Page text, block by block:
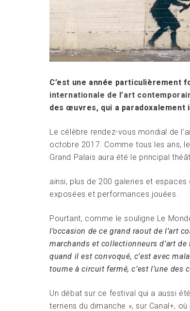
C’est une année particulièrement
internationale de l’art
des œuvres, qui a
Le célèbre rendez-vous mondial de
octobre 2017. Comme tous les ans,
Grand Palais aura été le principal
ainsi, plus de 200 galeries et
exposées et performances jouées.
Pourtant, comme le souligne Le
l’occasion de ce grand raout de l’art
marchands et collectionneurs d’art
quand il est convoqué, c’est avec
tourne à circuit fermé, c’est l’une des
Un débat sur ce festival qui a aussi
terriens du dimanche », sur Canal+,